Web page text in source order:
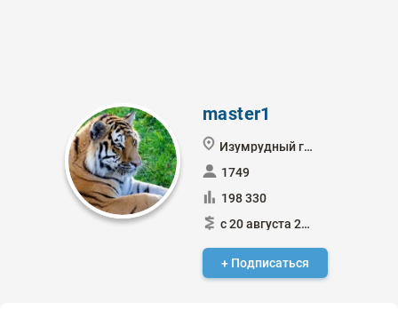
master1
Изумрудный город
1749
198 330
с 20 августа 2021
+ Подписаться